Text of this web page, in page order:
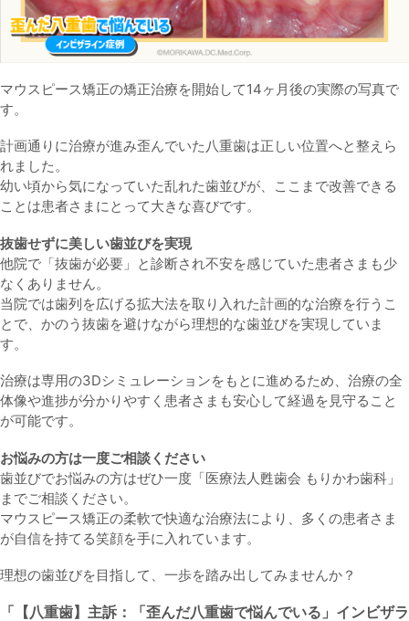
マウスピース矯正の矯正治療を開始して14ヶ月後の実際の写真で
す。
計画通りに治療が進み歪んでいた八重歯は正しい位置へと整えら
れました。
幼い頃から気になっていた乱れた歯並びが、ここまで改善できる
ことは患者さまにとって大きな喜びです。
抜歯せずに美しい歯並びを実現
他院で「抜歯が必要」と診断され不安を感じていた患者さまも少
なくありません。
当院では歯列を広げる拡大法を取り入れた計画的な治療を行うこ
とで、かのう抜歯を避けながら理想的な歯並びを実現していま
す。
治療は専用の3Dシミュレーションをもとに進めるため、治療の全
体像や進捗が分かりやすく患者さまも安心して経過を見守ること
が可能です。
お悩みの方は一度ご相談ください
歯並びでお悩みの方はぜひ一度「医療法人甦歯会 もりかわ歯科」
までご相談ください。
マウスピース矯正の柔軟で快適な治療法により、多くの患者さま
が自信を持てる笑顔を手に入れています。
理想の歯並びを目指して、一歩を踏み出してみませんか？
「【八重歯】主訴：「歪んだ八重歯で悩んでいる」 インビザラ